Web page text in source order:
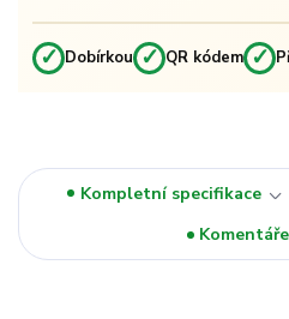
✓ Dobírkou ✓ QR kódem ✓
Kompletní specifikace
Komentáře